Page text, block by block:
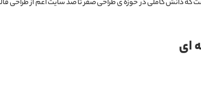
دانش کاملی در حوزه ی طراحی صفر تا صد سایت اعم از طراحی
ای